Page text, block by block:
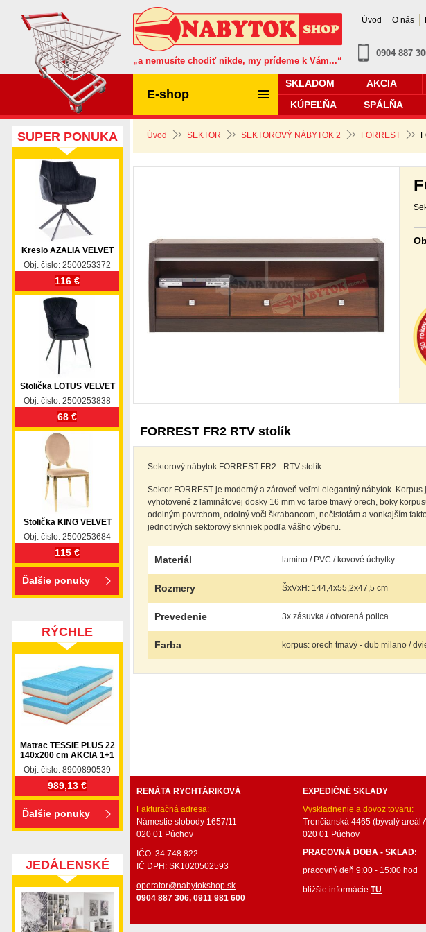
„a nemusíte chodiť nikde, my prídeme k Vám...“
0904 887
Úvod SEKTOR SEKTOROVÝ NÁBYTOK 2 FORREST
FORREST FR2 RTV stolík
Sektorový nábytok FORREST FR2 - RTV stolík
Sektor FORREST je moderný a zároveň veľmi elegantný nábytok.
vyhotovené z laminátovej dosky 16 mm vo farbe tmavý orech, boky
odolným povrchom, odolný voči škrabancom, nečistotám a vonkajším
jednotlivých sektorový skriniek podľa vášho výberu.
Materiál lamino / PVC / kovové úchytky
Rozmery ŠxVxH: 144,4x55,2x47,5 cm
Prevedenie 3x zásuvka / otvorená polica
Farba korpus: orech tmavý - dub milano /
SUPER PONUKA
Kreslo AZALIA VELVET
Obj. číslo: 2500253372
116 €
Stolička LOTUS VELVET
Obj. číslo: 2500253838
68 €
Stolička KING VELVET
Obj. číslo: 2500253684
115 €
Ďalšie ponuky
RÝCHLE
DODANIE
Matrac TESSIE PLUS 22
140x200 cm AKCIA 1+1
Obj. číslo: 8900890539
989,13 €
Ďalšie ponuky
JEDÁLENSKÉ
SETY
RENÁTA RYCHTÁRIKOVÁ
Fakturačná adresa:
Námestie slobody 1657/11
020 01 Púchov
IČO: 34 748 822
IČ DPH: SK1020502593
operator@nabytokshop.sk
0904 887 306, 0911 981 600
EXPEDIČNÉ SKLADY
Vyskladnenie a dovoz tovaru:
Trenčianská 4465 (bývalý areál
020 01 Púchov
PRACOVNÁ DOBA - SKLAD:
pracovný deň 9:00 - 15:00 hod
bližšie informácie TU
E-shop
SKLADOM AKCIA
KÚPEĽŇA
SPÁLŇA
Úvod O nás